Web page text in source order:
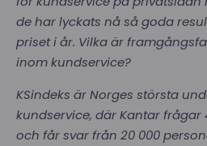
de har lyckats nå så goda
priset i år. Vilka är
inom kundservice?
KSindeks är Norges största
kundservice, där Kantar frågar
och får svar från 20 000